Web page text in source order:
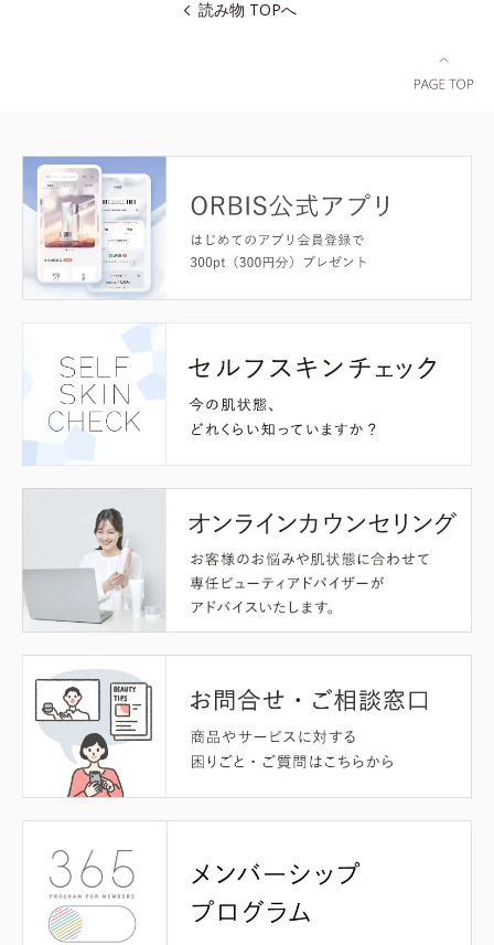
読み物 TOPへ